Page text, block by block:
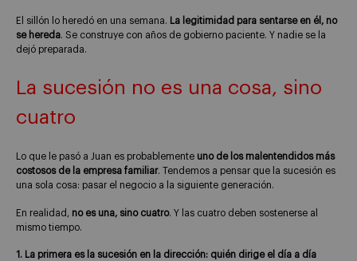
El sillón lo heredó en una semana. La legitimidad para sentarse en él, no
se hereda. Se construye con años de gobierno paciente. Y nadie se la
dejó preparada.
La sucesión no es una cosa, sino
cuatro
Lo que le pasó a Juan es probablemente uno de los malentendidos más
costosos de la empresa familiar. Tendemos a pensar que la sucesión es
una sola cosa: pasar el negocio a la siguiente generación.
En realidad, no es una, sino cuatro. Y las cuatro deben sostenerse al
mismo tiempo.
1. La primera es la sucesión en la dirección: quién dirige el día a día